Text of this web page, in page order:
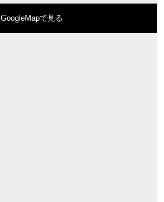
GoogleMapで見る